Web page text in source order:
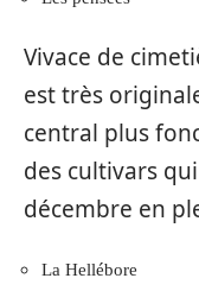
Vivace de
est très
central plus
des cultivars
décembre en
La Hellébore